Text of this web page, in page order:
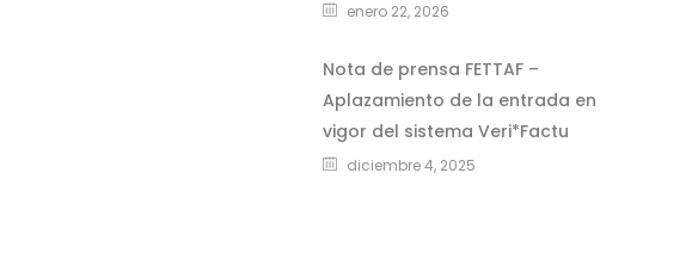
enero 22, 2026
Nota de prensa FETTAF –
Aplazamiento de la entrada en
vigor del sistema Veri*Factu
diciembre 4, 2025